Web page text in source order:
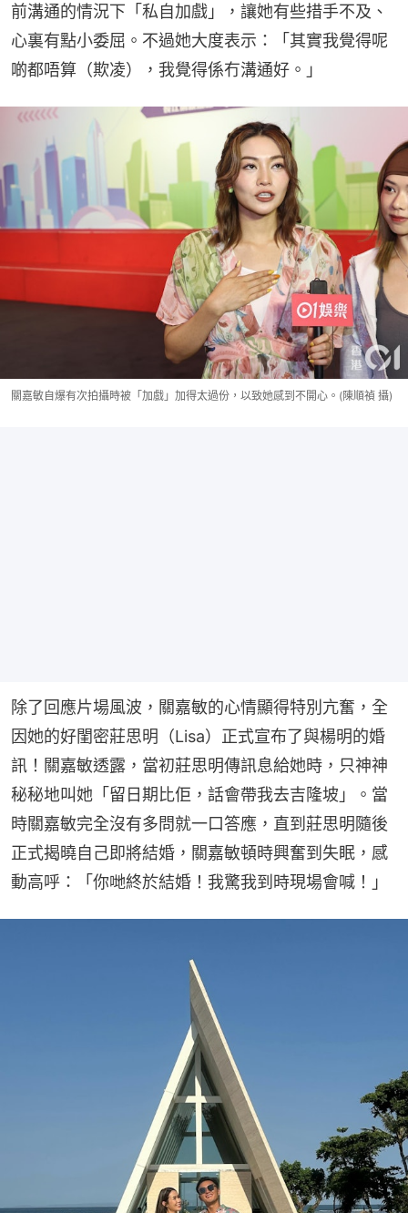
前溝通的情況下「私自加戲」，讓她有些措手不及、
心裏有點小委屈。不過她大度表示：「其實我覺得呢
啲都唔算（欺凌），我覺得係冇溝通好。」
關嘉敏自爆有次拍攝時被「加戲」加得太過份，以致她感到不開心。(陳順禎 攝)
除了回應片場風波，關嘉敏的心情顯得特別亢奮，全
因她的好閨密莊思明（Lisa）正式宣布了與楊明的婚
訊！關嘉敏透露，當初莊思明傳訊息給她時，只神神
秘秘地叫她「留日期比佢，話會帶我去吉隆坡」。當
時關嘉敏完全沒有多問就一口答應，直到莊思明隨後
正式揭曉自己即將結婚，關嘉敏頓時興奮到失眠，感
動高呼：「你哋終於結婚！我驚我到時現場會喊！」